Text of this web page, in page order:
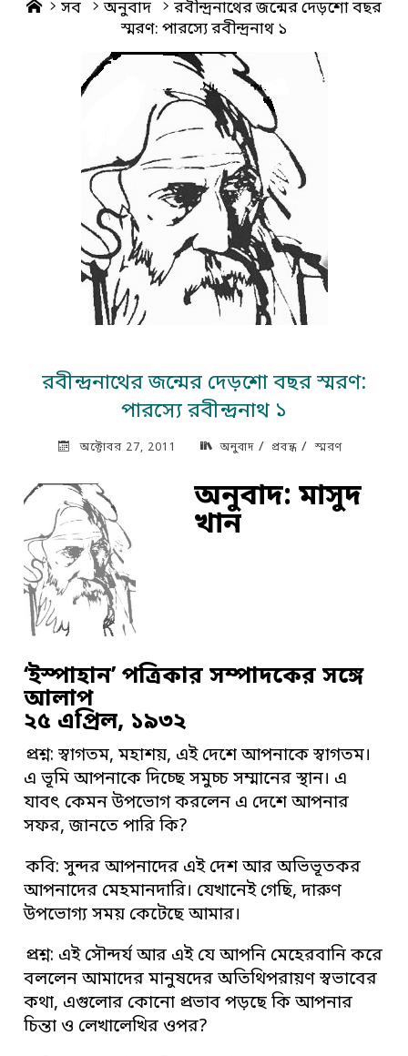
Home
সব অনুবাদ
রবীন্দ্রনাথের জন্মের দেড়শো বছর
স্মরণ: পারস্যে রবীন্দ্রনাথ ১
রবীন্দ্রনাথের জন্মের দেড়শো বছর স্মরণ:
পারস্যে রবীন্দ্রনাথ ১
অক্টোবর 27, 2011 অনুবাদ/ প্রবন্ধ / স্মরণ
অনুবাদ: মাসুদ
খান
‘ইস্পাহান’ পত্রিকার সম্পাদকের সঙ্গে
আলাপ
২৫ এপ্রিল, ১৯৩২
প্রশ্ন: স্বাগতম, মহাশয়, এই দেশে আপনাকে স্বাগতম।
এ ভূমি আপনাকে দিচ্ছে সমুচ্চ সম্মানের স্থান। এ
যাবৎ কেমন উপভোগ করলেন এ দেশে আপনার
সফর, জানতে পারি কি?
কবি: সুন্দর আপনাদের এই দেশ আর অভিভূতকর
আপনাদের মেহমানদারি। যেখানেই গেছি, দারুণ
উপভোগ্য সময় কেটেছে আমার।
প্রশ্ন: এই সৌন্দর্য আর এই যে আপনি মেহেরবানি করে
বললেন আমাদের মানুষদের অতিথিপরায়ণ স্বভাবের
কথা, এগুলোর কোনো প্রভাব পড়ছে কি আপনার
চিন্তা ও লেখালেখির ওপর?